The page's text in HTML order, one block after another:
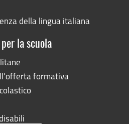
della lingua italiana
la scuola
formativa